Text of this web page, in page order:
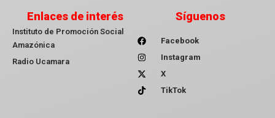
Enlaces de interés
Instituto de Promoción Social
Amazónica
Radio Ucamara
Síguenos
Facebook
Instagram
X
TikTok